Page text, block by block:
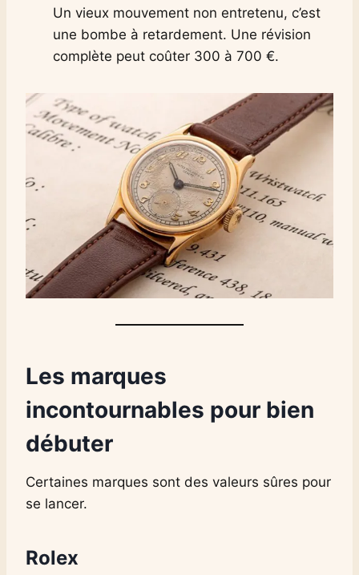
Un vieux mouvement non entretenu, c’est
une bombe à retardement. Une révision
complète peut coûter 300 à 700 €.
Les marques
incontournables pour bien
débuter
Certaines marques sont des valeurs sûres pour
se lancer.
Rolex